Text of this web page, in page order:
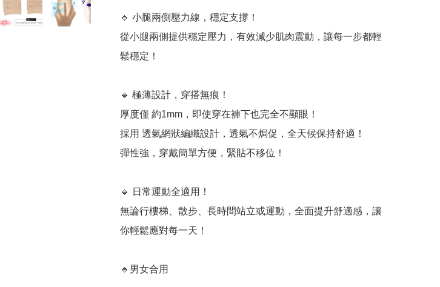
🔹 小腿兩側壓力線，穩定支撐！
從小腿兩側提供穩定壓力，有效減少肌肉震動，讓每一步都輕
鬆穩定！
🔹 極薄設計，穿搭無痕！
厚度僅 約1mm，即使穿在褲下也完全不顯眼！
採用 透氣網狀編織設計，透氣不焗促，全天候保持舒適！
彈性強，穿戴簡單方便，緊貼不移位！
🔹 日常運動全適用！
無論行樓梯、散步、長時間站立或運動，全面提升舒適感，讓
你輕鬆應對每一天！
🔹男女合用